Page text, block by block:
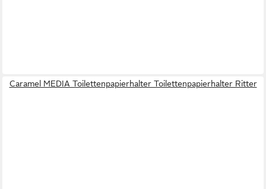
Caramel MEDIA Toilettenpapierhalter Toilettenpapierhalter Ritter